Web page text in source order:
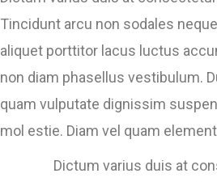
Tincidunt arcu non sodales
aliquet porttitor lacus luctus
non diam phasellus vestibulum.
quam vulputate dignissim
mol estie. Diam vel quam
Dictum varius duis at